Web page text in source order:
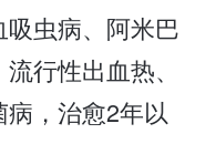
吸虫病、阿米巴
行性出血热、
，治愈2年以